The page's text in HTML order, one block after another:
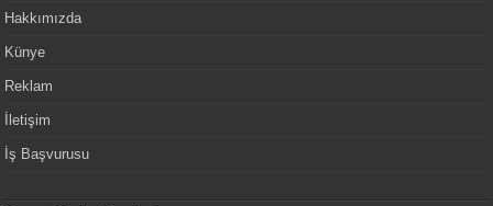
Hakkımızda
Künye
Reklam
İletişim
İş Başvurusu